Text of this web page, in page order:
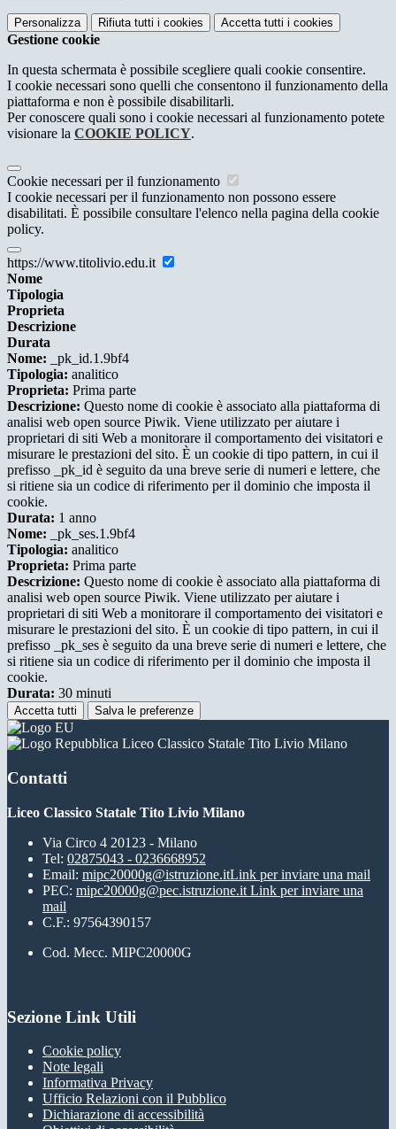
Personalizza Rifiuta tutti i cookies Accetta tutti i cookies
Gestione cookie
In questa schermata è possibile scegliere quali cookie consentire.
I cookie necessari sono quelli che consentono il funzionamento della
piattaforma e non è possibile disabilitarli.
Per conoscere quali sono i cookie necessari al funzionamento potete
visionare la COOKIE POLICY.
Cookie necessari per il funzionamento
I cookie necessari per il funzionamento non possono essere
disabilitati. È possibile consultare l'elenco nella pagina della cookie
policy.
https://www.titolivio.edu.it
Nome
Tipologia
Proprieta
Descrizione
Durata
Nome: _pk_id.1.9bf4
Tipologia: analitico
Proprieta: Prima parte
Descrizione: Questo nome di cookie è associato alla piattaforma di
analisi web open source Piwik. Viene utilizzato per aiutare i
proprietari di siti Web a monitorare il comportamento dei visitatori e
misurare le prestazioni del sito. È un cookie di tipo pattern, in cui il
prefisso _pk_id è seguito da una breve serie di numeri e lettere, che
si ritiene sia un codice di riferimento per il dominio che imposta il
cookie.
Durata: 1 anno
Nome: _pk_ses.1.9bf4
Tipologia: analitico
Proprieta: Prima parte
Descrizione: Questo nome di cookie è associato alla piattaforma di
analisi web open source Piwik. Viene utilizzato per aiutare i
proprietari di siti Web a monitorare il comportamento dei visitatori e
misurare le prestazioni del sito. È un cookie di tipo pattern, in cui il
prefisso _pk_ses è seguito da una breve serie di numeri e lettere, che
si ritiene sia un codice di riferimento per il dominio che imposta il
cookie.
Durata: 30 minuti
Accetta tutti Salva le preferenze
Liceo Classico Statale Tito Livio Milano
Contatti
Liceo Classico Statale Tito Livio Milano
Via Circo 4 20123 - Milano
Tel: 02875043 - 0236668952
Email: mipc20000g@istruzione.itLink per inviare una mail
PEC: mipc20000g@pec.istruzione.it Link per inviare una
mail
C.F.: 97564390157
Cod. Mecc. MIPC20000G
Sezione Link Utili
Cookie policy
Note legali
Informativa Privacy
Ufficio Relazioni con il Pubblico
Dichiarazione di accessibilità